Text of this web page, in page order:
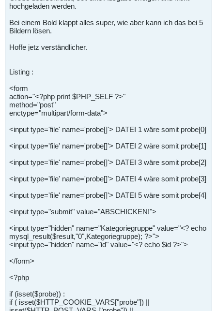
hochgeladen werden.
Bei einem Bold klappt alles super, wie aber kann ich das bei 5
Bildern lösen.
Hoffe jetz verständlicher.
Listing :
<form
action="<?php print $PHP_SELF ?>"
method="post"
enctype="multipart/form-data">
<input type='file' name='probe[]'> DATEI 1 wäre somit probe[0]
<input type='file' name='probe[]'> DATEI 2 wäre somit probe[1]
<input type='file' name='probe[]'> DATEI 3 wäre somit probe[2]
<input type='file' name='probe[]'> DATEI 4 wäre somit probe[3]
<input type='file' name='probe[]'> DATEI 5 wäre somit probe[4]
<input type="submit" value="ABSCHICKEN!">
<input type="hidden" name="Kategoriegruppe" value="<? echo
mysql_result($result,"0",Kategoriegruppe); ?>">
<input type="hidden" name="id" value="<? echo $id ?>">
</form>
<?php
if (isset($probe)) :
if ( isset($HTTP_COOKIE_VARS["probe"]) ||